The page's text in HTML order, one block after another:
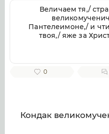
Величаем тя,/
Пантелеимоне,/ и
твоя,/ яже за
0
Кондак